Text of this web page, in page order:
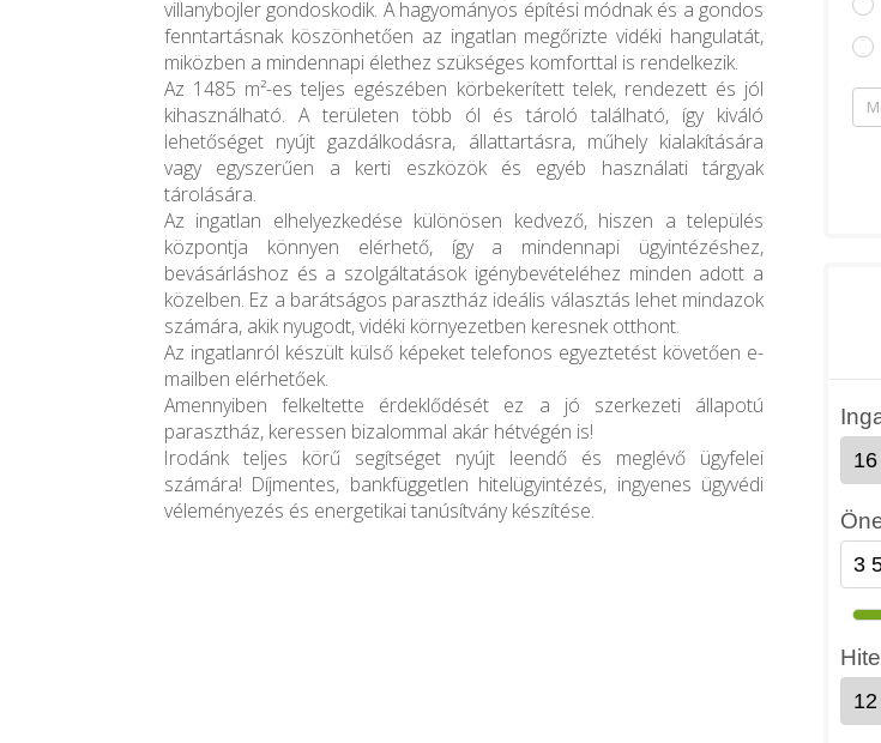
villanybojler gondoskodik. A hagyományos építési módnak és a gondos
fenntartásnak köszönhetően az ingatlan megőrizte vidéki hangulatát,
miközben a mindennapi élethez szükséges komforttal is rendelkezik.
Az 1485 m²-es teljes egészében körbekerített telek, rendezett és jól
kihasználható. A területen több ól és tároló található, így kiváló
lehetőséget nyújt gazdálkodásra, állattartásra, műhely kialakítására
vagy egyszerűen a kerti eszközök és egyéb használati tárgyak
tárolására.
Az ingatlan elhelyezkedése különösen kedvező, hiszen a település
központja könnyen elérhető, így a mindennapi ügyintézéshez,
bevásárláshoz és a szolgáltatások igénybevételéhez minden adott a
közelben. Ez a barátságos parasztház ideális választás lehet mindazok
számára, akik nyugodt, vidéki környezetben keresnek otthont.
Az ingatlanról készült külső képeket telefonos egyeztetést követően e-
mailben elérhetőek.
Amennyiben felkeltette érdeklődését ez a jó szerkezeti állapotú
parasztház, keressen bizalommal akár hétvégén is!
Irodánk teljes körű segítséget nyújt leendő és meglévő ügyfelei
számára! Díjmentes, bankfüggetlen hitelügyintézés, ingyenes ügyvédi
véleményezés és energetikai tanúsítvány készítése.